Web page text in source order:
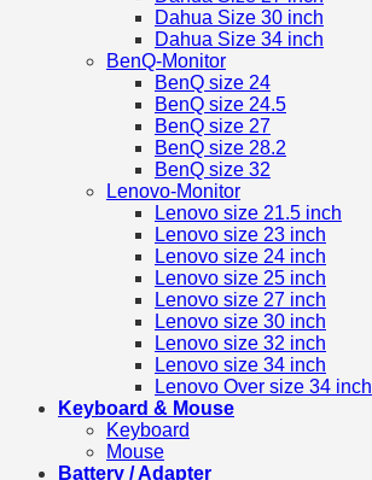
Dahua Size 30 inch
Dahua Size 34 inch
BenQ-Monitor
BenQ size 24
BenQ size 24.5
BenQ size 27
BenQ size 28.2
BenQ size 32
Lenovo-Monitor
Lenovo size 21.5 inch
Lenovo size 23 inch
Lenovo size 24 inch
Lenovo size 25 inch
Lenovo size 27 inch
Lenovo size 30 inch
Lenovo size 32 inch
Lenovo size 34 inch
Lenovo Over size 34 inch
Keyboard & Mouse
Keyboard
Mouse
Battery / Adapter